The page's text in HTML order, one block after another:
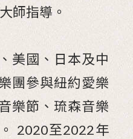
師指導。
美國、日本及中
團參與紐約愛樂
樂節、琉森音樂
2020至2022年